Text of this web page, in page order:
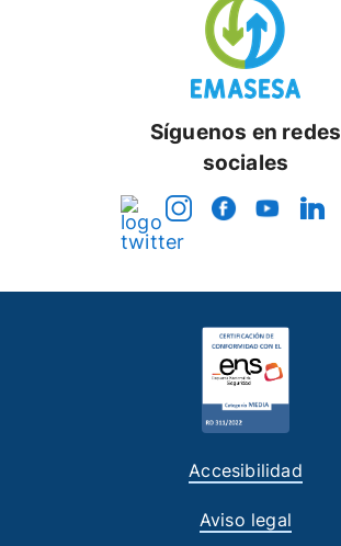
Síguenos en redes
sociales
Accesibilidad
Aviso legal